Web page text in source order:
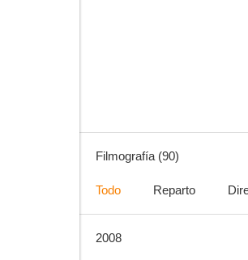
El perro del infierno
Filmografía (90)
Todo Reparto
2008